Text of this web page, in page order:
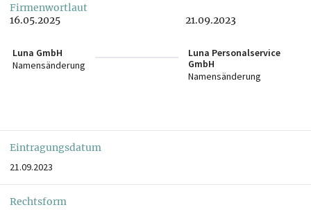
Firmenwortlaut
16.05.2025
Luna GmbH
Namensänderung
21.09.2023
Luna Personalservice
GmbH
Namensänderung
Eintragungsdatum
21.09.2023
Rechtsform